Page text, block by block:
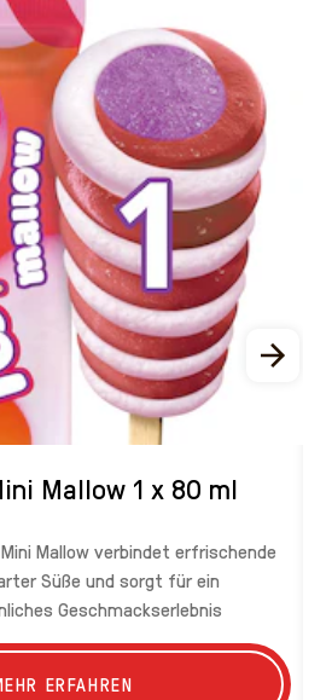
Mallow 1 x 80 ml
Mallow verbindet erfrischende
Süße und sorgt für ein
Geschmackserlebnis
ERFAHREN